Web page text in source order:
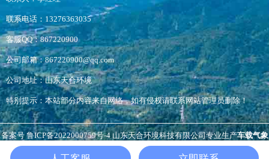
联系电话：13276363035
客服QQ：867220900
公司邮箱：867220900@qq.com
公司地址：山东天合环境
特别提示：本站部分内容来自网络，如有侵权请联系网站管理员删除！
备案号 鲁ICP备2022000759号-4山东天合环境科技有限公司专业生产车载气象
扬尘检测仪负氧离子监测站，非洲猪瘟检测仪等，生产经验丰富，价格优